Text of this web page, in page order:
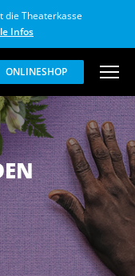
die Theaterkasse
Infos
ONLINESHOP